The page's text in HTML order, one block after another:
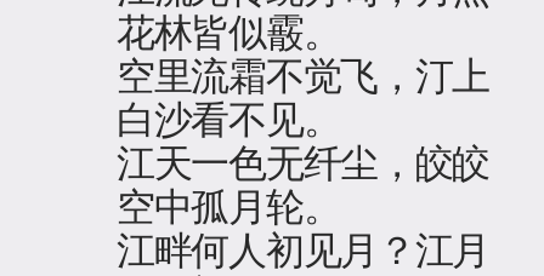
花林皆似霰。
空里流霜不觉飞，汀上
白沙看不见。
江天一色无纤尘，皎皎
空中孤月轮。
江畔何人初见月？江月